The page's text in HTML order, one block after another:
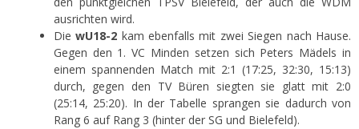
ausrichten wird.
DiewU18-2 kam ebenfalls mit zwei Siegen nach Hause.
Gegen den 1. VC Minden setzen sich Peters Mädels in
einem spannenden Match mit 2:1 (17:25, 32:30, 15:13)
durch, gegen den TV Büren siegten sie glatt mit 2:0
(25:14, 25:20). In der Tabelle sprangen sie dadurch von
Rang 6 auf Rang 3 (hinter der SG und Bielefeld).